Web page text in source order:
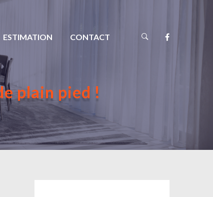
ESTIMATION CONTACT
plain pied !